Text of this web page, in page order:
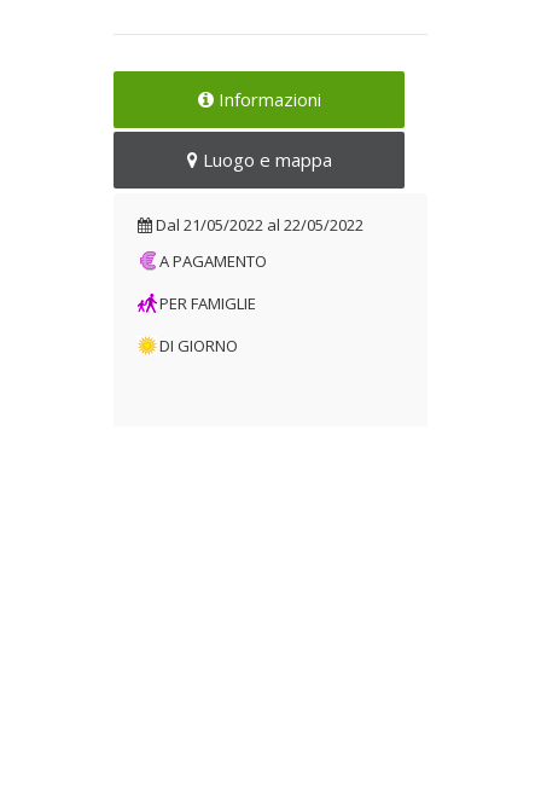
Informazioni
Luogo e mappa
Dal 21/05/2022 al 22/05/2022
A PAGAMENTO
PER FAMIGLIE
DI GIORNO